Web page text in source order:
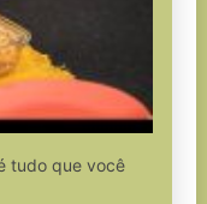
tudo que você